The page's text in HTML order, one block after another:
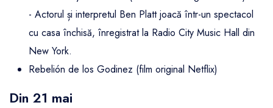
- Actorul și interpretul Ben Platt joacă într-un spectacol
cu casa închisă, înregistrat la Radio City Music Hall din
New York.
Rebelión de los Godinez (film original Netflix)
Din 21 mai